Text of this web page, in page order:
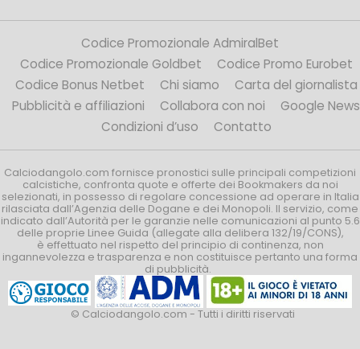
Codice Promozionale AdmiralBet
Codice Promozionale Goldbet
Codice Promo Eurobet
Codice Bonus Netbet
Chi siamo
Carta del giornalista
Pubblicità e affiliazioni
Collabora con noi
Google News
Condizioni d’uso
Contatto
Calciodangolo.com fornisce pronostici sulle principali competizioni
calcistiche, confronta quote e offerte dei Bookmakers da noi
selezionati, in possesso di regolare concessione ad operare in Italia
rilasciata dall’Agenzia delle Dogane e dei Monopoli. Il servizio, come
indicato dall’Autorità per le garanzie nelle comunicazioni al punto 5.6
delle proprie Linee Guida (allegate alla delibera 132/19/CONS),
è effettuato nel rispetto del principio di continenza, non
ingannevolezza e trasparenza e non costituisce pertanto una forma
di pubblicità.
© Calciodangolo.com - Tutti i diritti riservati